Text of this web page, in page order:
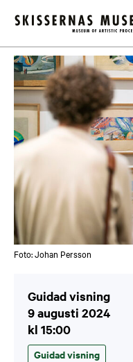
Kalender / Guidad visning
Foto: Johan Persson
Guidad visning
9 augusti 2024
kl 15:00
Guidad visning